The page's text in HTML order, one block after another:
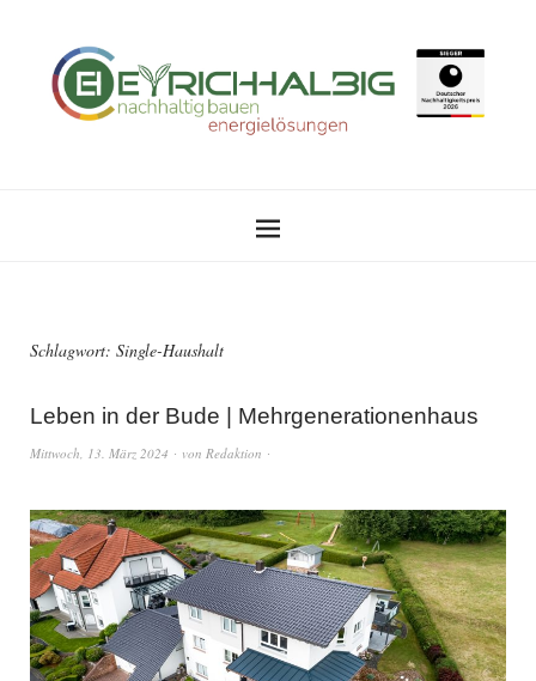
Schlagwort: Single-Haushalt
Leben in der Bude | Mehrgenerationenhaus
Mittwoch, 13. März 2024 von Redaktion